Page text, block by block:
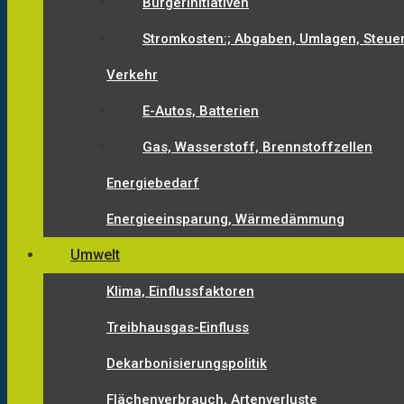
Stromkosten:; Abgaben, Umlagen,
Verkehr
E-Autos, Batterien
Gas, Wasserstoff, Brennstoffzellen
Energiebedarf
Energieeinsparung, Wärmedämmung
Umwelt
Klima, Einflussfaktoren
Treibhausgas-Einfluss
Dekarbonisierungspolitik
Flächenverbrauch, Artenverluste